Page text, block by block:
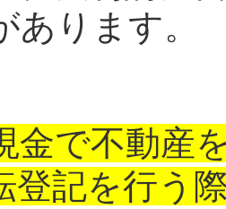
あります。
金で不動産
登記を行う